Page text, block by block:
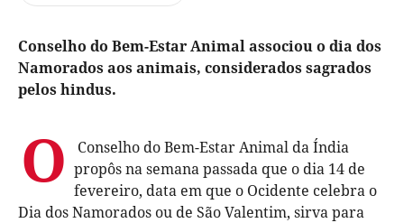
Conselho do Bem-Estar Animal associou o dia dos
Namorados aos animais, considerados sagrados
pelos hindus.
O
Conselho do Bem-Estar Animal da Índia
propôs na semana passada que o dia 14 de
fevereiro, data em que o Ocidente celebra o
Dia dos Namorados ou de São Valentim, sirva para